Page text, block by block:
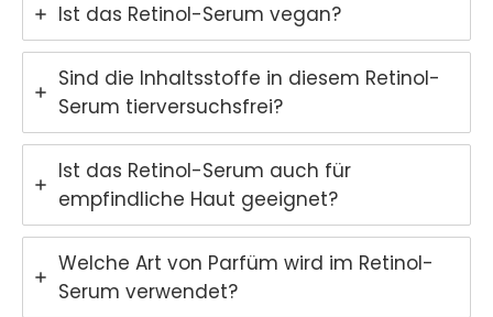
Ist das Retinol-Serum vegan?
Sind die Inhaltsstoffe in diesem Retinol-
Serum tierversuchsfrei?
Ist das Retinol-Serum auch für
empfindliche Haut geeignet?
Welche Art von Parfüm wird im Retinol-
Serum verwendet?